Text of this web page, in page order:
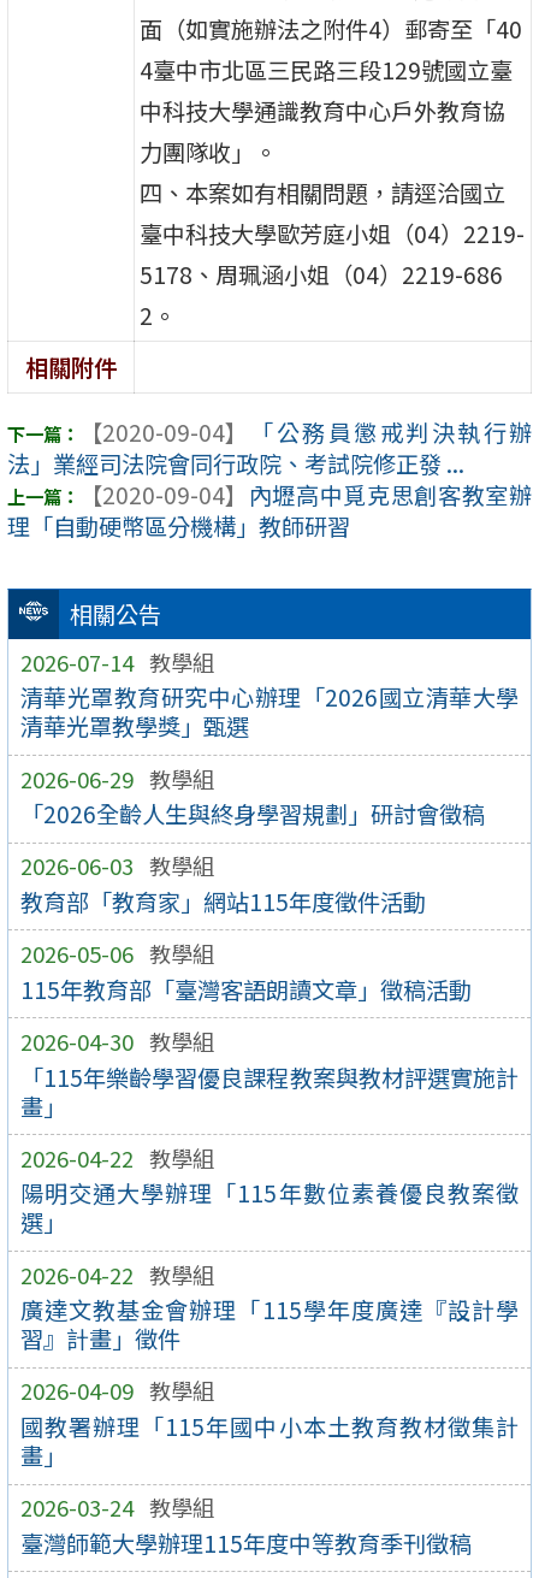
相關公告
2026-07-14 教學組
清華光罩教育研究中心辦理「2026國立清華大學
清華光罩教學獎」甄選
2026-06-29 教學組
「2026全齡人生與終身學習規劃」研討會徵稿
2026-06-03 教學組
教育部「教育家」網站115年度徵件活動
2026-05-06 教學組
115年教育部「臺灣客語朗讀文章」徵稿活動
2026-04-30 教學組
「115年樂齡學習優良課程教案與教材評選實施計
畫」
2026-04-22 教學組
陽明交通大學辦理「115年數位素養優良教案徵
選」
2026-04-22 教學組
廣達文教基金會辦理「115學年度廣達『設計學
習』計畫」徵件
2026-04-09 教學組
國教署辦理「115年國中小本土教育教材徵集計
畫」
2026-03-24 教學組
臺灣師範大學辦理115年度中等教育季刊徵稿
面（如實施辦法之附件4）郵寄至「40
4臺中市北區三民路三段129號國立臺
中科技大學通識教育中心戶外教育協
力團隊收」。
四、本案如有相關問題，請逕洽國立
臺中科技大學歐芳庭小姐（04）2219-
5178、周珮涵小姐（04）2219-686
2。
相關附件
【2020-09-04】
「公務員懲戒判決執行辦
法」業經司法院會同行政院、考試院修正發 ...
【2020-09-04】 內壢高中覓克思創客教室辦
理「自動硬幣區分機構」教師研習